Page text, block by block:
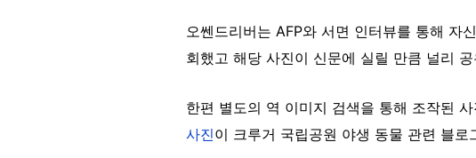
오쎈드리버는 AFP와 서면 인터뷰를 통해 자
회했고 해당 사진이 신문에 실릴 만큼 널리
한편 별도의 역 이미지 검색을 통해 조작된
사진이 크루거 국립공원 야생 동물 관련 블